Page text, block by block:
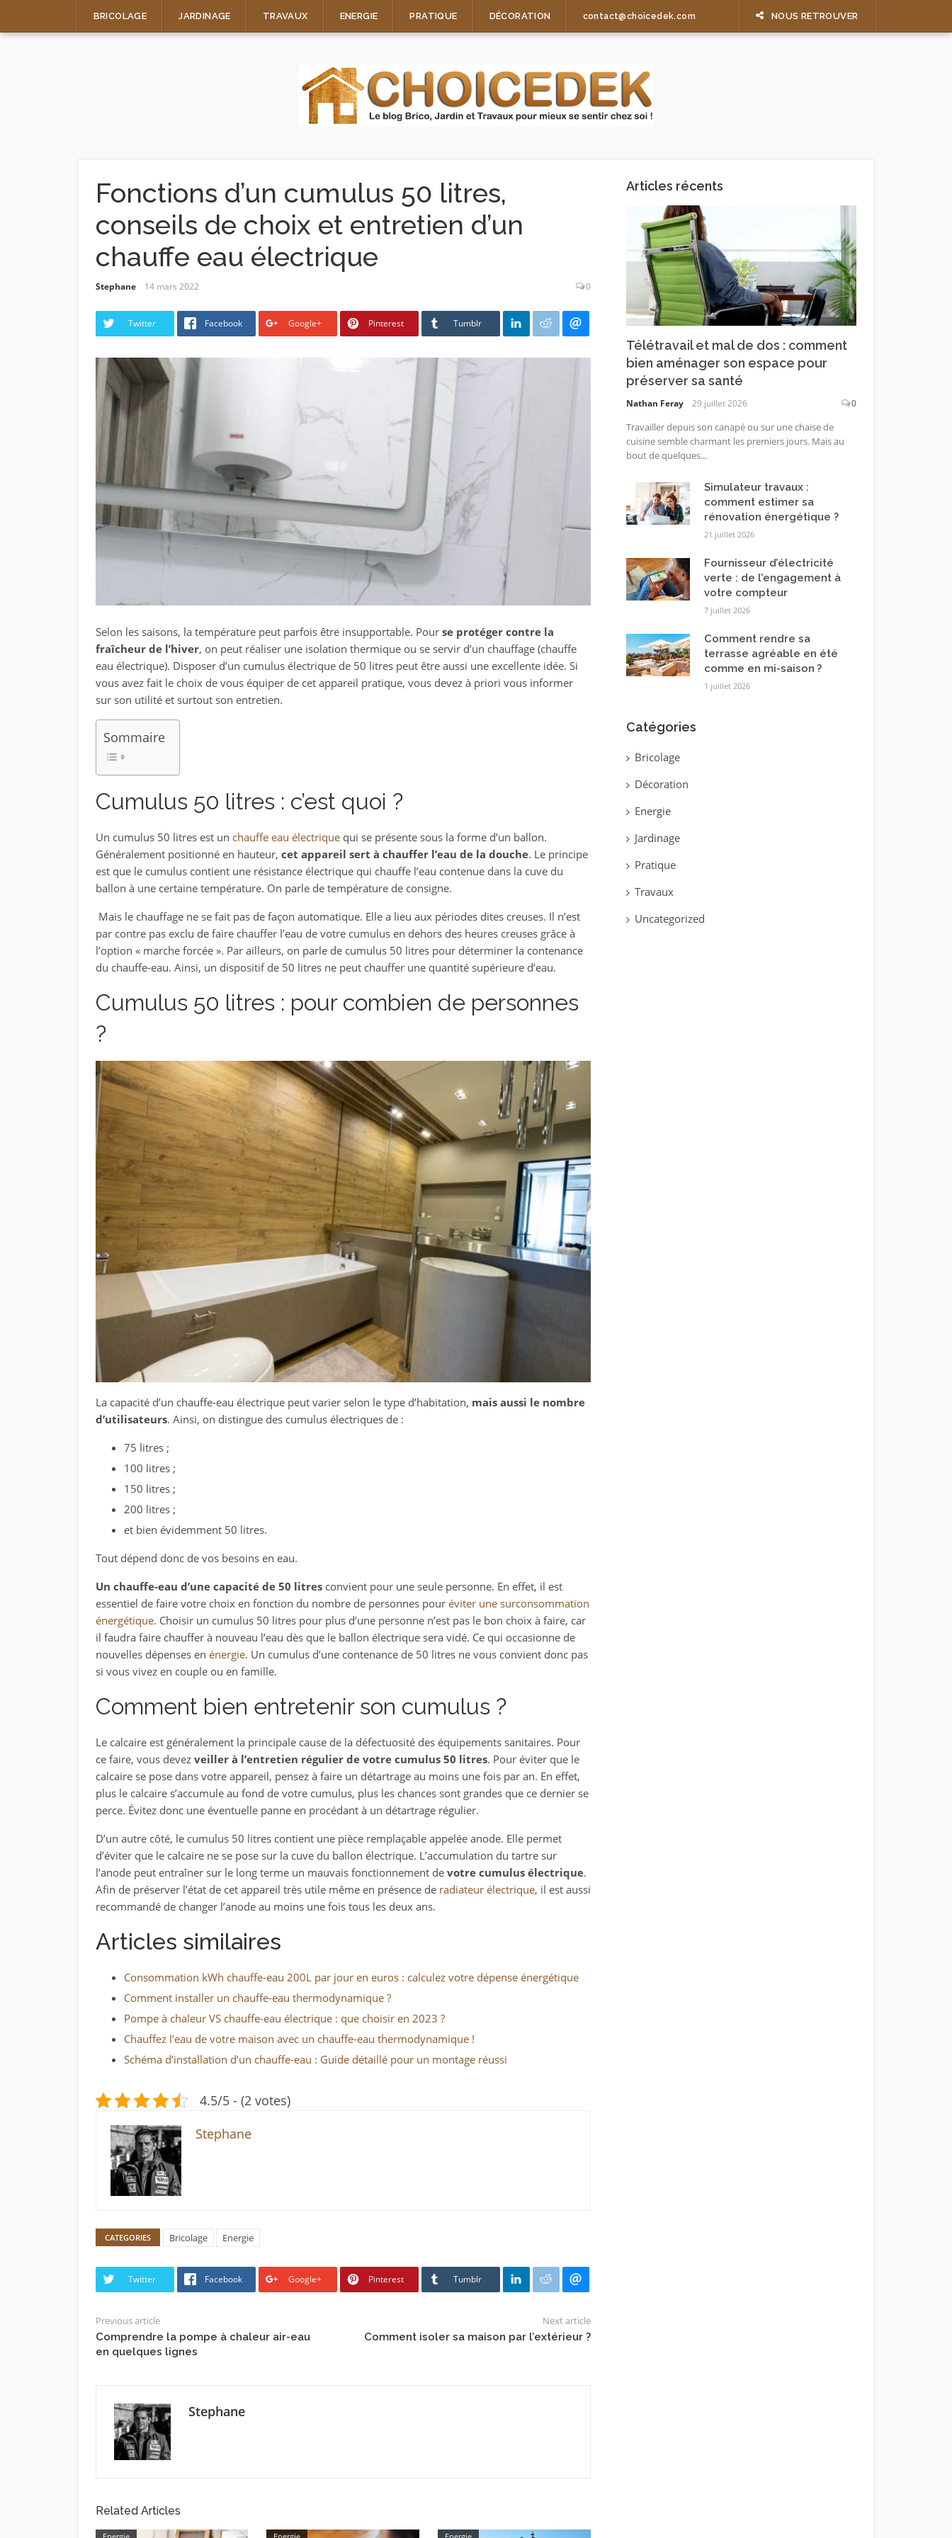
BRICOLAGE JARDINAGE TRAVAUX ENERGIE PRATIQUE DÉCORATION contact@choicedek.com NOUS RETROUVER
Fonctions d’un cumulus 50 litres,
conseils de choix et entretien d’un
chauffe eau électrique
Stephane 14 mars 2022 0
Twitter Facebook Google+ Pinterest Tumblr
Selon les saisons, la température peut parfois être insupportable. Pour se protéger contre la
fraîcheur de l’hiver, on peut réaliser une isolation thermique ou se servir d’un chauffage (chauffe
eau électrique). Disposer d’un cumulus électrique de 50 litres peut être aussi une excellente idée. Si
vous avez fait le choix de vous équiper de cet appareil pratique, vous devez à priori vous informer
sur son utilité et surtout son entretien.
Sommaire
Cumulus 50 litres : c’est quoi ?
Un cumulus 50 litres est un chauffe eau électriquequi se présente sous la forme d’un ballon.
Généralement positionné en hauteur, cet appareil sert à chauffer l’eau de la douche. Le principe
est que le cumulus contient une résistance électrique qui chauffe l’eau contenue dans la cuve du
ballon à une certaine température. On parle de température de consigne.
Mais le chauffage ne se fait pas de façon automatique. Elle a lieu aux périodes dites creuses. Il n’est
par contre pas exclu de faire chauffer l’eau de votre cumulus en dehors des heures creuses grâce à
l’option « marche forcée ». Par ailleurs, on parle de cumulus 50 litres pour déterminer la contenance
du chauffe-eau. Ainsi, un dispositif de 50 litres ne peut chauffer une quantité supérieure d’eau.
Cumulus 50 litres : pour combien de personnes
?
La capacité d’un chauffe-eau électrique peut varier selon le type d’habitation, mais aussi le nombre
d’utilisateurs. Ainsi, on distingue des cumulus électriques de :
75 litres ;
100 litres ;
150 litres ;
200 litres ;
et bien évidemment 50 litres.
Tout dépend donc de vos besoins en eau.
Un chauffe-eau d’une capacité de 50 litres convient pour une seule personne. En effet, il est
essentiel de faire votre choix en fonction du nombre de personnes pour éviter une surconsommation
énergétique. Choisir un cumulus 50 litres pour plus d’une personne n’est pas le bon choix à faire, car
il faudra faire chauffer à nouveau l’eau dès que le ballon électrique sera vidé. Ce qui occasionne de
nouvelles dépenses en énergie. Un cumulus d’une contenance de 50 litres ne vous convient donc pas
si vous vivez en couple ou en famille.
Comment bien entretenir son cumulus ?
Le calcaire est généralement la principale cause de la défectuosité des équipements sanitaires. Pour
ce faire, vous devez veiller à l’entretien régulier de votre cumulus 50 litres. Pour éviter que le
calcaire se pose dans votre appareil, pensez à faire un détartrage au moins une fois par an. En effet,
plus le calcaire s’accumule au fond de votre cumulus, plus les chances sont grandes que ce dernier se
perce. Évitez donc une éventuelle panne en procédant à un détartrage régulier.
D’un autre côté, le cumulus 50 litres contient une pièce remplaçable appelée anode. Elle permet
d’éviter que le calcaire ne se pose sur la cuve du ballon électrique. L’accumulation du tartre sur
l’anode peut entraîner sur le long terme un mauvais fonctionnement de votre cumulus électrique.
Afin de préserver l’état de cet appareil très utile même en présence de radiateur électrique, il est aussi
recommandé de changer l’anode au moins une fois tous les deux ans.
Articles similaires
Consommation kWh chauffe-eau 200L par jour en euros : calculez votre dépense énergétique
Comment installer un chauffe-eau thermodynamique ?
Pompe à chaleur VS chauffe-eau électrique : que choisir en 2023 ?
Chauffez l’eau de votre maison avec un chauffe-eau thermodynamique !
Schéma d’installation d’un chauffe-eau : Guide détaillé pour un montage réussi
4.5/5 - (2 votes)
Stephane
CATEGORIES Bricolage Energie
Twitter Facebook Google+ Pinterest Tumblr
Previous article
Comprendre la pompe à chaleur air-eau
en quelques lignes
Next article
Comment isoler sa maison par l’extérieur ?
Stephane
Related Articles
Articles récents
Télétravail et mal de dos : comment
bien aménager son espace pour
préserver sa santé
Nathan Feray 29 juillet 2026 0
Travailler depuis son canapé ou sur une chaise de
cuisine semble charmant les premiers jours. Mais au
bout de quelques...
Simulateur travaux :
comment estimer sa
rénovation énergétique ?
21 juillet 2026
Fournisseur d’électricité
verte : de l’engagement à
votre compteur
7 juillet 2026
Comment rendre sa
terrasse agréable en été
comme en mi-saison ?
1 juillet 2026
Catégories
Bricolage
Décoration
Energie
Jardinage
Pratique
Travaux
Uncategorized